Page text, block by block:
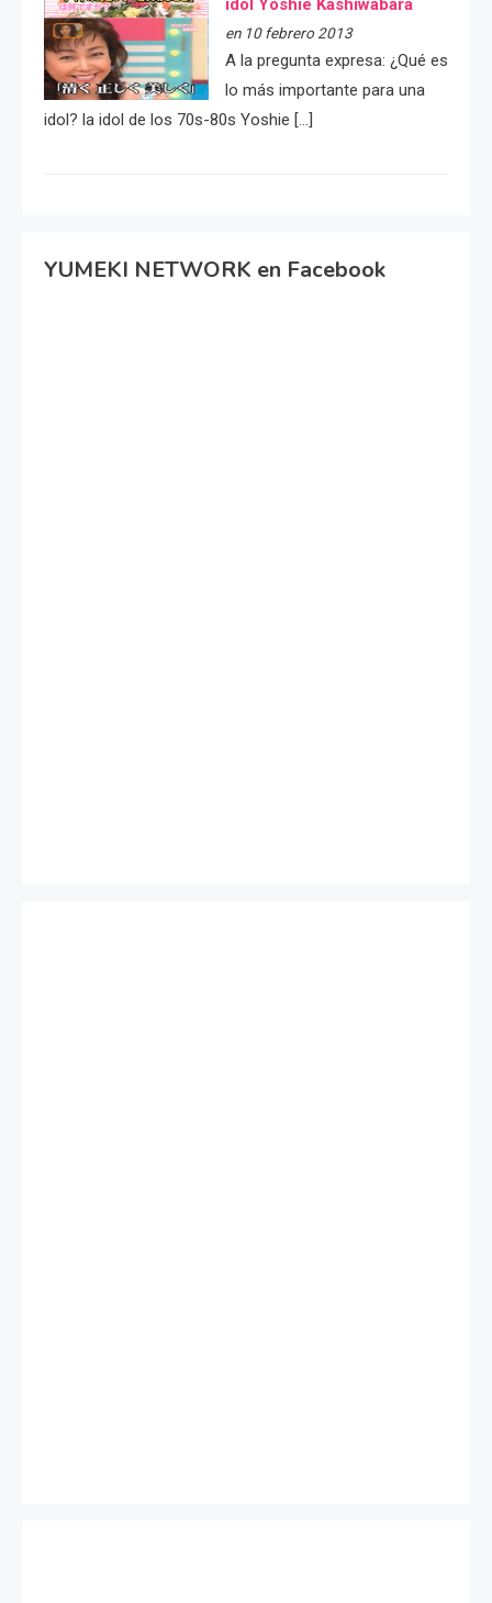
idol Yoshie Kashiwabara
en 10 febrero 2013
A la pregunta expresa: ¿Qué es
lo más importante para una
idol? la idol de los 70s-80s Yoshie […]
YUMEKI NETWORK en Facebook